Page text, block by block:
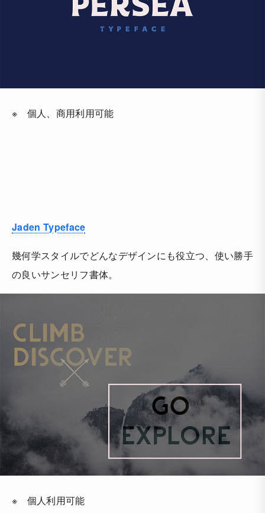
※ 個人、商用利用可能
Jaden Typeface
幾何学スタイルでどんなデザインにも役立つ、使い勝手
の良いサンセリフ書体。
※ 個人利用可能